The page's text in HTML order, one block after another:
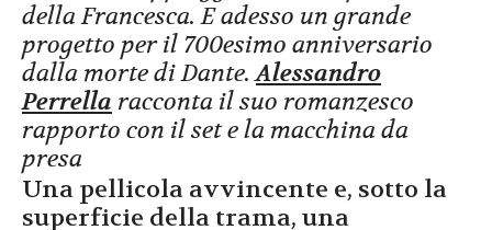
della Francesca. E adesso un grande
progetto per il 700esimo anniversario
dalla morte di Dante.Alessandro
Perrella racconta il suo romanzesco
rapporto con il set e la macchina da
presa
Una pellicola avvincente e, sotto la
superficie della trama, una